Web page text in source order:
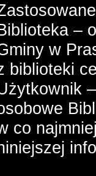
–
w
biblioteki
co